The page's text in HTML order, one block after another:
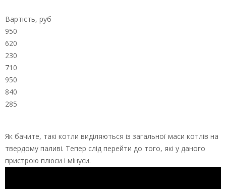
Вартість, руб
950
620
230
710
950
840
285
Як бачите, такі котли виділяються із загальної маси котлів на
твердому паливі. Тепер слід перейти до того, які у даного
пристрою плюси і мінуси.